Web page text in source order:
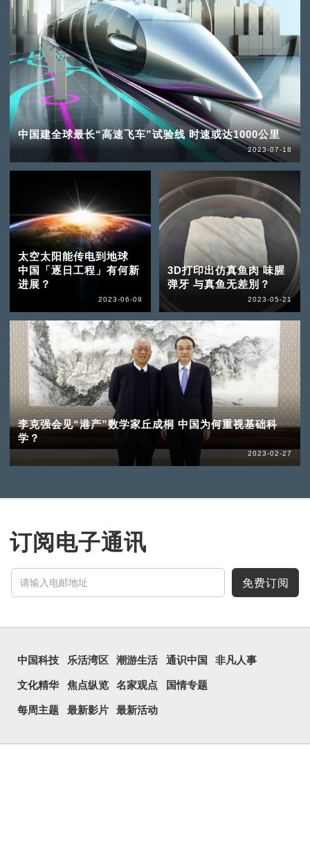
中国建全球最长“高速飞车”试验线 时速或达1000公里
2023-07-18
太空太阳能传电到地球
中国「逐日工程」有何新
进展？
2023-06-09
3D打印出仿真鱼肉 味腥
弹牙 与真鱼无差別？
2023-05-21
李克强会见“港产”数学家丘成桐 中国为何重视基础科
学？
2023-02-27
订阅电子通讯
免费订阅
中国科技 乐活湾区 潮游生活 通识中国 非凡人事
文化精华 焦点纵览 名家观点 国情专题
每周主题 最新影片 最新活动